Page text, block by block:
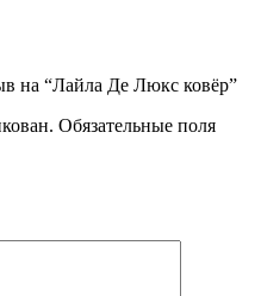
на “Лайла Де Люкс ковёр”
Обязательные поля